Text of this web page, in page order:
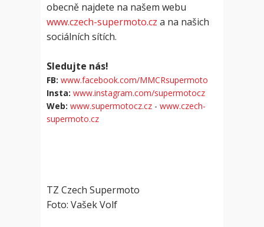
obecně najdete na našem webu
www.czech-supermoto.cz a na našich
sociálních sítích.
Sledujte nás!
FB: www.facebook.com/MMCRsupermoto
Insta: www.instagram.com/supermotocz
Web: www.supermotocz.cz - www.czech-
supermoto.cz
TZ Czech Supermoto
Foto: Vašek Volf